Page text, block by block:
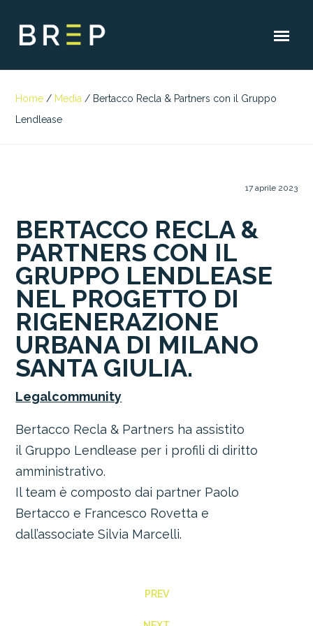
Home / Media / Bertacco Recla & Partners con il Gruppo
Lendlease
17 aprile 2023
BERTACCO RECLA &
PARTNERS CON IL
GRUPPO LENDLEASE
NEL PROGETTO DI
RIGENERAZIONE
URBANA DI MILANO
SANTA GIULIA.
Legalcommunity
Bertacco Recla & Partners ha assistito
ilGruppo Lendlease per i profili di diritto
amministrativo.
Il team è composto dai partner Paolo
Bertacco e Francesco Rovetta e
dall’associateSilvia Marcelli.
PREV